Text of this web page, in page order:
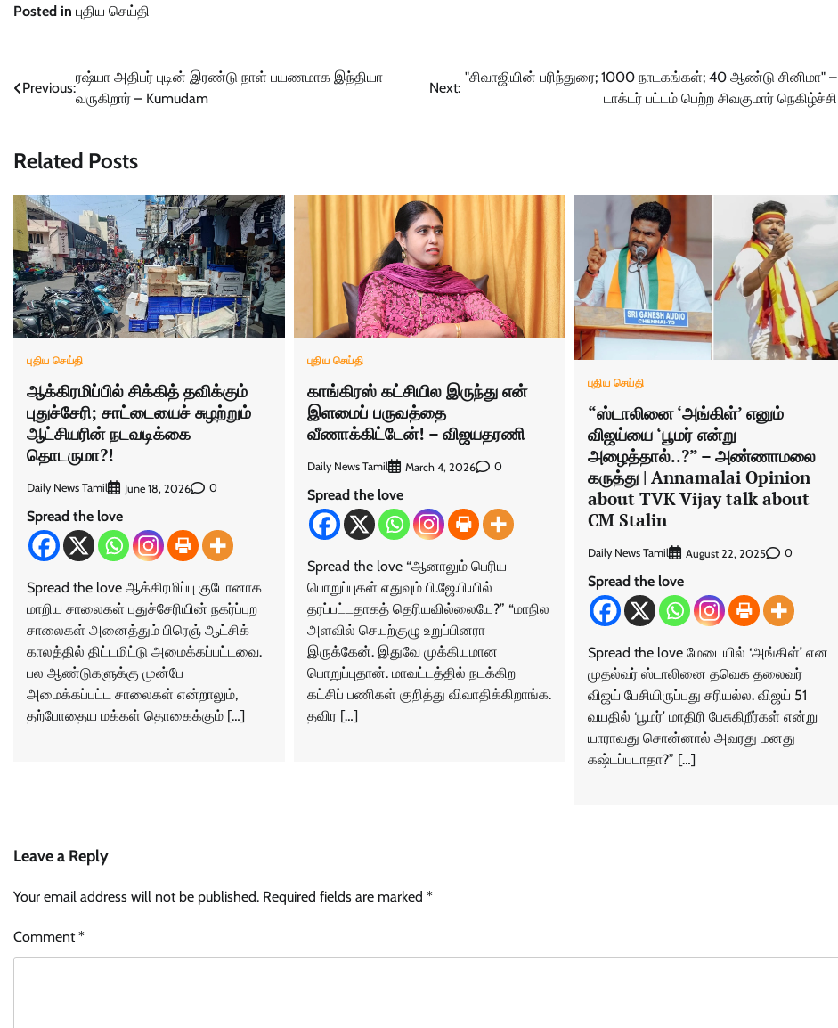
Posted in புதிய செய்தி
Post
navigation
Previous:
ரஷ்யா அதிபர் புடின் இரண்டு நாள் பயணமாக இந்தியா
வருகிறார் – Kumudam
Next:
"சிவாஜியின் பரிந்துரை; 1000 நாடகங்கள்; 40 ஆண்டு சினிமா" –
டாக்டர் பட்டம் பெற்ற சிவகுமார் நெகிழ்ச்சி
Related Posts
புதிய செய்தி
ஆக்கிரமிப்பில் சிக்கித் தவிக்கும்
புதுச்சேரி; சாட்டையைச் சுழற்றும்
ஆட்சியரின் நடவடிக்கை
தொடருமா?!
Daily News Tamil June 18, 2026 0
Spread the love
Spread the love ஆக்கிரமிப்பு குடோனாக
மாறிய சாலைகள் புதுச்சேரியின் நகர்ப்புற
சாலைகள் அனைத்தும் பிரெஞ் ஆட்சிக்
காலத்தில் திட்டமிட்டு அமைக்கப்பட்டவை.
பல ஆண்டுகளுக்கு முன்பே
அமைக்கப்பட்ட சாலைகள் என்றாலும்,
தற்போதைய மக்கள் தொகைக்கும் […]
புதிய செய்தி
காங்கிரஸ் கட்சியில இருந்து என்
இளமைப் பருவத்தை
வீணாக்கிட்டேன்! – விஜயதரணி
Daily News Tamil March 4, 2026 0
Spread the love
Spread the love “ஆனாலும் பெரிய
பொறுப்புகள் எதுவும் பி.ஜே.பி.யில்
தரப்பட்டதாகத் தெரியவில்லையே?” “மாநில
அளவில் செயற்குழு உறுப்பினரா
இருக்கேன். இதுவே முக்கியமான
பொறுப்புதான். மாவட்டத்தில் நடக்கிற
கட்சிப் பணிகள் குறித்து விவாதிக்கிறாங்க.
தவிர […]
புதிய செய்தி
“ஸ்டாலினை ‘அங்கிள்’ எனும்
விஜய்யை ‘பூமர் என்று
அழைத்தால்..?” – அண்ணாமலை
கருத்து | Annamalai Opinion
about TVK Vijay talk about
CM Stalin
Daily News Tamil August 22, 2025 0
Spread the love
Spread the love மேடையில் ‘அங்கிள்’ என
முதல்வர் ஸ்டாலினை தவெக தலைவர்
விஜய் பேசியிருப்பது சரியல்ல. விஜய் 51
வயதில் ‘பூமர்’ மாதிரி பேசுகிறீர்கள் என்று
யாராவது சொன்னால் அவரது மனது
கஷ்டப்படாதா?” […]
Leave a Reply
Your email address will not be published. Required fields are marked *
Comment*